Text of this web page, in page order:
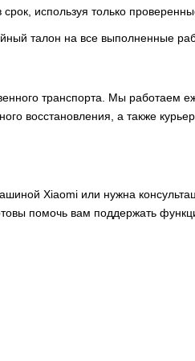
используя только
талон на все выполненные
транспорта. Мы работаем
восстановления, а также
Xiaomi или нужна
помочь вам поддержать